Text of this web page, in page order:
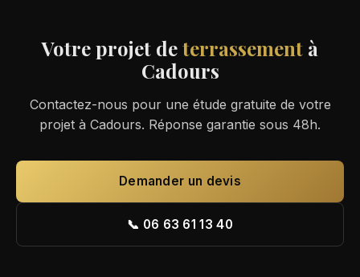
Votre projet deterrassement à
Cadours
Contactez-nous pour une étude gratuite de votre
projet à Cadours. Réponse garantie sous 48h.
Demander un devis
📞 06 63 61 13 40